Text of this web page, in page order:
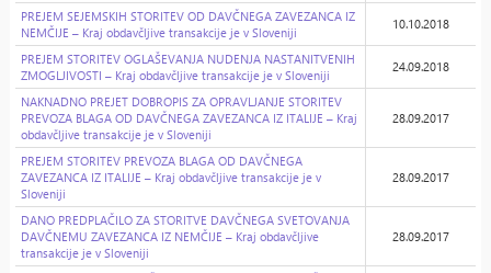
PREJEM SEJEMSKIH STORITEV OD DAVČNEGA ZAVEZANCA IZ
NEMČIJE – Kraj obdavčljive transakcije je v Sloveniji
10.10.2018
PREJEM STORITEV OGLAŠEVANJA NUDENJA NASTANITVENIH
ZMOGLJIVOSTI – Kraj obdavčljive transakcije je v Sloveniji
24.09.2018
NAKNADNO PREJET DOBROPIS ZA OPRAVLJANJE STORITEV
PREVOZA BLAGA OD DAVČNEGA ZAVEZANCA IZ ITALIJE – Kraj
obdavčljive transakcije je v Sloveniji
28.09.2017
PREJEM STORITEV PREVOZA BLAGA OD DAVČNEGA
ZAVEZANCA IZ ITALIJE – Kraj obdavčljive transakcije je v
Sloveniji
28.09.2017
DANO PREDPLAČILO ZA STORITVE DAVČNEGA SVETOVANJA
DAVČNEMU ZAVEZANCA IZ NEMČIJE – Kraj obdavčljive
transakcije je v Sloveniji
28.09.2017